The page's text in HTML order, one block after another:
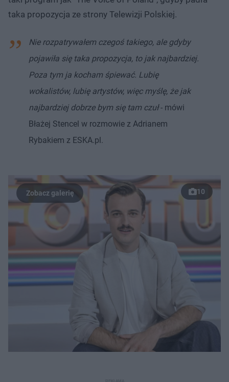
taka propozycja ze strony Telewizji Polskiej.
Nie rozpatrywałem czegoś takiego, ale gdyby
pojawiła się taka propozycja, to jak najbardziej.
Poza tym ja kocham śpiewać. Lubię
wokalistów, lubię artystów, więc myślę, że jak
najbardziej dobrze bym się tam czuł- mówi
Błażej Stencel w rozmowie z Adrianem
Rybakiem z ESKA.pl.
10